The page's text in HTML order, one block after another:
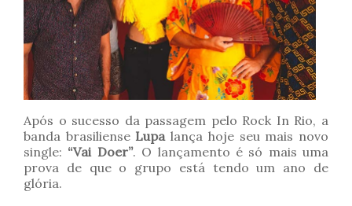
Após o sucesso da passagem pelo Rock In Rio, a
banda brasiliense Lupalança hoje seu mais novo
single: “Vai Doer”. O lançamento é só mais uma
prova de que o grupo está tendo um ano de
glória.